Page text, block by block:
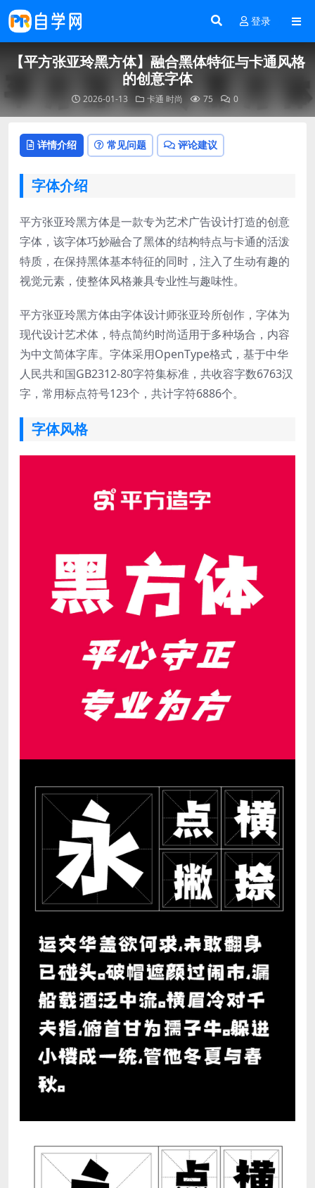
登录
【平方张亚玲黑方体】融合黑体特征与卡通风格
的创意字体
2026-01-13 卡通 时尚 75 0
详情介绍 常见问题 评论建议
字体介绍
平方张亚玲黑方体是一款专为艺术广告设计打造的创意
字体，该字体巧妙融合了黑体的结构特点与卡通的活泼
特质，在保持黑体基本特征的同时，注入了生动有趣的
视觉元素，使整体风格兼具专业性与趣味性。
平方张亚玲黑方体由字体设计师张亚玲所创作，字体为
现代设计艺术体，特点简约时尚适用于多种场合，内容
为中文简体字库。字体采用OpenType格式，基于中华
人民共和国GB2312-80字符集标准，共收容字数6763汉
字，常用标点符号123个，共计字符6886个。
字体风格